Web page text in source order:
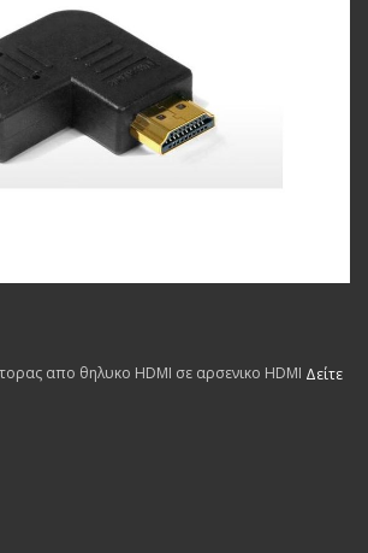
απο θηλυκο HDMI σε αρσενικο HDMI Δείτε